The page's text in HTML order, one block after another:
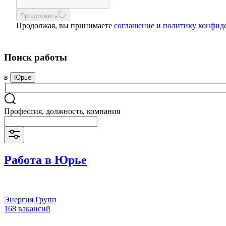
Продолжить
Продолжая, вы принимаете соглашение и политику
Поиск работы
в Юрье
Профессия, должность, компания
Работа в Юрье
Энергия Групп
168 вакансий